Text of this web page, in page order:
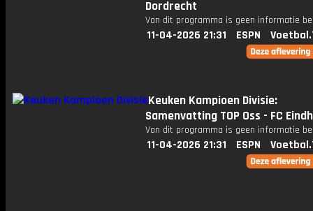
Dordrecht
Van dit programma is geen informatie
11-04-2026 21:31 ESPN
Keuken Kampioen Divisie:
Samenvatting TOP Oss - FC
Van dit programma is geen informatie
11-04-2026 21:31 ESPN